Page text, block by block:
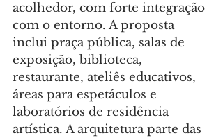
acolhedor, com forte integração
com o entorno. A proposta
inclui praça pública, salas de
exposição, biblioteca,
restaurante, ateliês educativos,
áreas para espetáculos e
laboratórios de residência
artística. A arquitetura parte das